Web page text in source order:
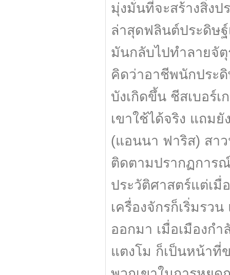
มุ่งมั่นที่จะสร้างสิ่ง
ล่าสุดฟลินต์ประดิษฐ์
มันกลับไปทำลายจั
คิดว่าอาชีพนักประดิ
บังเกิดขึ้น ชีสเบอร์
เขาใช้ได้จริง แถม
(แอนนา ฟาริส) สา
ติดตามปรากฏการ
ประวัติศาสตร์แต่เมื่
เครื่องจักรก็เริ่มรว
ออกมา เมื่อเมืองก
แตงโม ก็เป็นหน้าที่